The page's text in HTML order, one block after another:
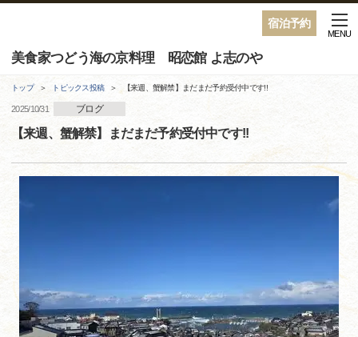
宿泊予約
美食家つどう海の京料理 昭恋館 よ志のや
MENU
トップ トピックス投稿 【来週、蟹解禁】まだまだ予約受付中です!!
2025/10/31 ブログ
【来週、蟹解禁】まだまだ予約受付中です!!